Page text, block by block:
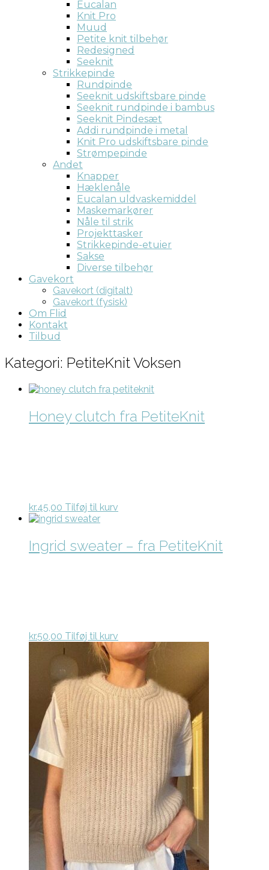
Eucalan
Knit Pro
Muud
Petite knit tilbehør
Redesigned
Seeknit
Strikkepinde
Rundpinde
Seeknit udskiftsbare pinde
Seeknit rundpinde i bambus
Seeknit Pindesæt
Addi rundpinde i metal
Knit Pro udskiftsbare pinde
Strømpepinde
Andet
Knapper
Hæklenåle
Eucalan uldvaskemiddel
Maskemarkører
Nåle til strik
Projekttasker
Strikkepinde-etuier
Sakse
Diverse tilbehør
Gavekort
Gavekort (digitalt)
Gavekort (fysisk)
Om Flid
Kontakt
Tilbud
Kategori: PetiteKnit Voksen
Honey clutch fra PetiteKnit
kr.45,00 Tilføj til kurv
Ingrid sweater – fra PetiteKnit
kr.50,00 Tilføj til kurv